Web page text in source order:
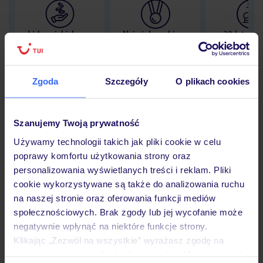
Zgoda Szczegóły O plikach cookies
Szanujemy Twoją prywatność
Używamy technologii takich jak pliki cookie w celu
poprawy komfortu użytkowania strony oraz
personalizowania wyświetlanych treści i reklam. Pliki
cookie wykorzystywane są także do analizowania ruchu
na naszej stronie oraz oferowania funkcji mediów
społecznościowych. Brak zgody lub jej wycofanie może
negatywnie wpłynąć na niektóre funkcje strony.
Klikając „Zezwól na wszystkie” wyrażasz zgodę na
Lider niskich cen
Największe biuro
30 lat w
Hotel
Opinie
Pokoje